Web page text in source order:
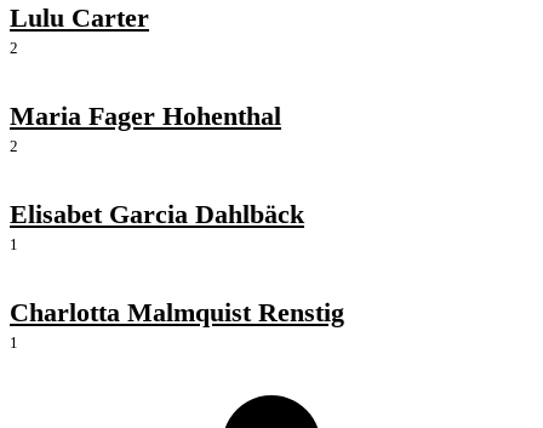
Lulu Carter
2
Maria Fager Hohenthal
2
Elisabet Garcia Dahlbäck
1
Charlotta Malmquist Renstig
1